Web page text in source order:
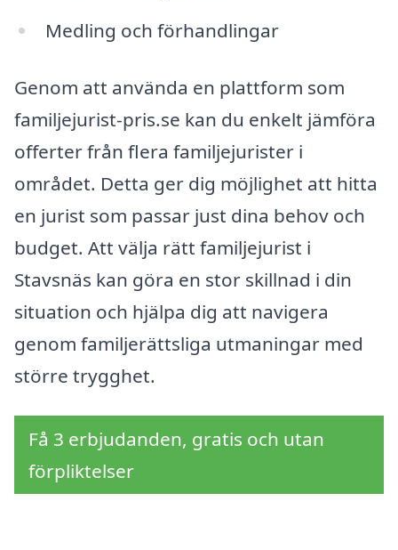
Medling och förhandlingar
Genom att använda en plattform som
familjejurist-pris.se kan du enkelt jämföra
offerter från flera familjejurister i
området. Detta ger dig möjlighet att hitta
en jurist som passar just dina behov och
budget. Att välja rätt familjejurist i
Stavsnäs kan göra en stor skillnad i din
situation och hjälpa dig att navigera
genom familjerättsliga utmaningar med
större trygghet.
Få 3 erbjudanden, gratis och utan
förpliktelser